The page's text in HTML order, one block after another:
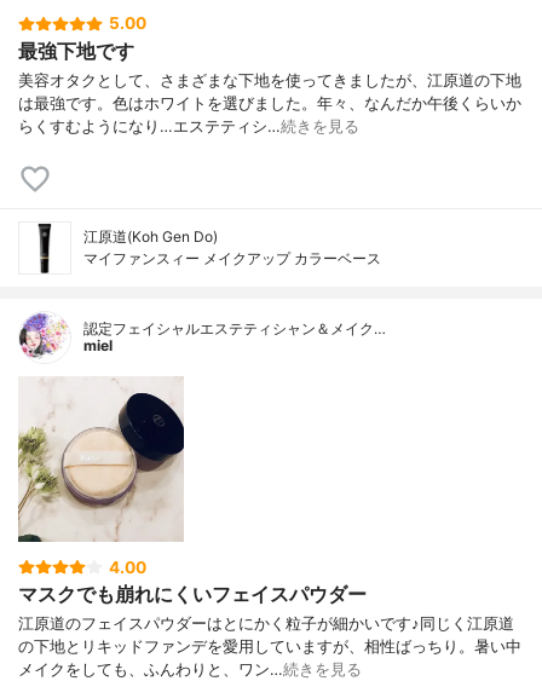
5.00
最強下地です
美容オタクとして、さまざまな下地を使ってきましたが、江原道の下地
は最強です。色はホワイトを選びました。年々、なんだか午後くらいか
らくすむようになり…エステティシ…続きを見る
江原道(Koh Gen Do)
マイファンスィー メイクアップ カラーベース
認定フェイシャルエステティシャン＆メイク…
miel
4.00
マスクでも崩れにくいフェイスパウダー
江原道のフェイスパウダーはとにかく粒子が細かいです♪同じく江原道
の下地とリキッドファンデを愛用していますが、相性ばっちり。暑い中
メイクをしても、ふんわりと、ワン…続きを見る